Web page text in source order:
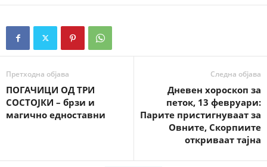
Претходна објава
ПОГАЧИЦИ ОД ТРИ
СОСТОЈКИ – брзи и
магично едноставни
Следна објава
Дневен хороскоп за
петок, 13 февруари:
Парите пристигнуваат за
Овните, Скорпиите
откриваат тајна